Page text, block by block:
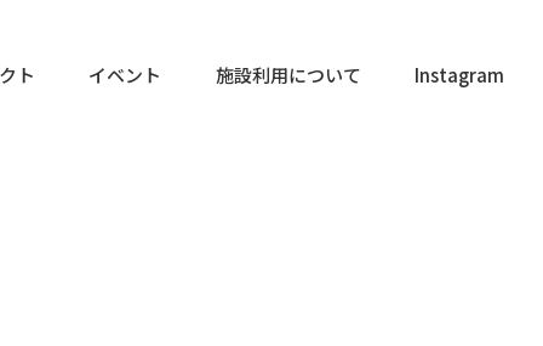
ト イベント 施設利用について Instagram